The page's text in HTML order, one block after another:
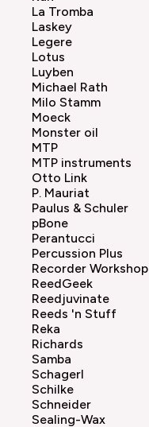
La Tromba
Laskey
Legere
Lotus
Luyben
Michael Rath
Milo Stamm
Moeck
Monster oil
MTP
MTP instruments
Otto Link
P. Mauriat
Paulus & Schuler
pBone
Perantucci
Percussion Plus
Recorder Workshop
ReedGeek
Reedjuvinate
Reeds 'n Stuff
Reka
Richards
Samba
Schagerl
Schilke
Schneider
Sealing-Wax